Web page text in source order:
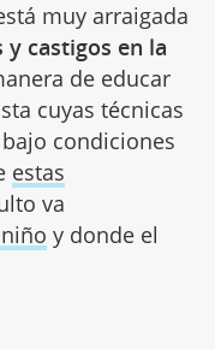
muy arraigada
castigos en la
de educar
cuyas técnicas
condiciones
estas
va
y donde el